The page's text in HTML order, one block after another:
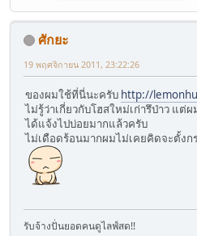
ศักยะ
19 พฤศจิกายน 2011, 23:22:26
ของผมใช้ที่นี่นะครับ http://
ไม่รู้ว่าเกี่ยวกับโฮสใหม่เก่ารึป่าว แต่
ได้แจ้งไปบ่อยมากแล้วครับ
ไม่เดือดร้อนมากผมไม่เคยคิดจะตั้งก
รับจ้างปั่นยอดคนดูไลฟ์สด!!